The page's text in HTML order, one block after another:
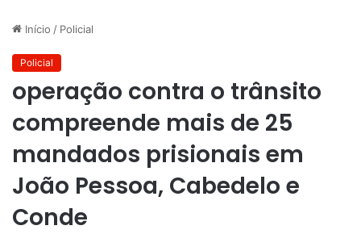
Início / Policial
Policial
operação contra o trânsito
compreende mais de 25
mandados prisionais em
João Pessoa, Cabedelo e
Conde